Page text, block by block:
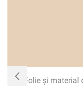
Folie și material